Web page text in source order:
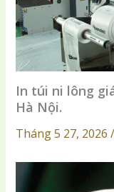
In túi ni lông
Hà Nội.
Tháng 5 27, 2026